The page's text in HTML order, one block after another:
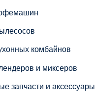
комбайнов
и миксеров
запчасти и аксессуары